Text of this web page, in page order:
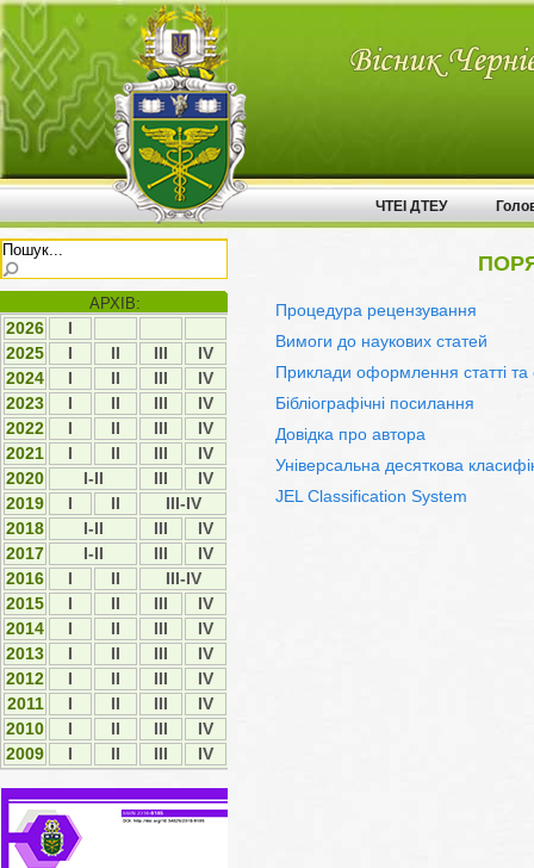
АРХІВ:
2026
І
2025
І ІІ ІII
ІV
2024
І ІІ ІII
ІV
2023
І ІI ІII
ІV
2022
І ІI ІII
ІV
2021
І ІI ІII
IV
2020
I-II ІII
IV
2019
І ІI
III-IV
2018
I-II ІІІ
ІV
2017
I-II ІІІ
IV
2016
I II
III-IV
2015
І ІІ ІІІ
IV
2014
І ІІ ІІІ
ІV
2013
І ІІ ІІІ
ІV
2012
І ІI ІII
ІV
2011
І ІI ІII
ІV
2010
І ІI ІII
ІV
2009
І ІI ІII ІV
ЧТЕІ ДТЕУ
Процедура рецензування
Вимоги до наукових статей
Приклади оформлення статті
Бібліографічні посилання
Довідка про автора
Універсальна десяткова
JEL Classification System